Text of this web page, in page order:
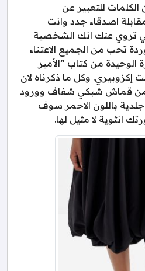
للتعبير عن
اصدقاء جدد وانت
فهي تروي عنك انك الشخصية
تحب من الجميع الاعتناء
الوحيدة من كتاب ”الأمير
إكزوبيري. وكل ما ذكرناه لان
من قماش شبكي شفاف وورود
باللون الاحمر سوف
انثوية لا مثيل لها.